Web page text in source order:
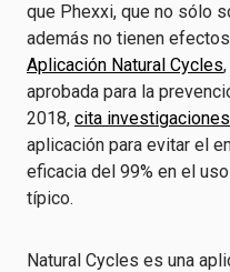
que Phexxi, que no sólo
además no tienen
Aplicación Natural Cycles
aprobada para la
2018, cita investigaciones
aplicación para evitar el
eficacia del 99% en el
típico.
Natural Cycles es una